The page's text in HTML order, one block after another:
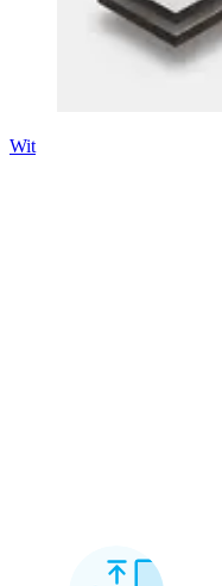
Wit